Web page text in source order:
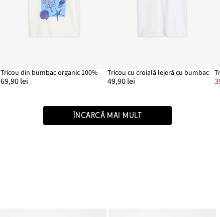
Tricou din bumbac organic 100%
69,90 lei
Tricou cu croială lejeră cu bumbac
49,90 lei
ÎNCARCĂ MAI MULT